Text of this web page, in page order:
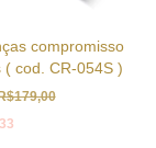
compromisso
( cod. CR-054S )